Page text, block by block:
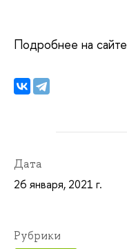
Подробнее на сайте
Дата
26 января, 2021 г.
Рубрики